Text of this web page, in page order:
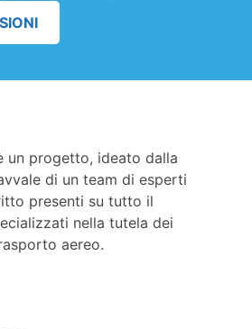
un progetto, ideato dalla
di un team di esperti
presenti su tutto il
nella tutela dei
aereo.